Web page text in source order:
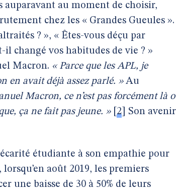
auparavant au moment de choisir,
chez les « Grandes Gueules ».
? », « Êtes-vous déçu par
changé vos habitudes de vie ? »
Macron. « Parce que les APL, je
en avait déjà assez parlé. »Au
Macron, ce n’est pas forcément là
ça ne fait pas jeune. »[ 2
Son avenir
étudiante à son empathie pour
, lorsqu’en août 2019, les premiers
une baisse de 30 à 50% de leurs